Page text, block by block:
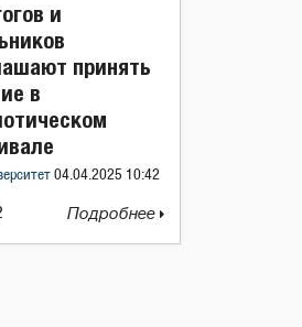
и
принять
в
04.04.2025 10:42
Подробнее